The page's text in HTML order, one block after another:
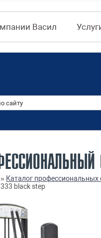
Васил
» Каталог
black step